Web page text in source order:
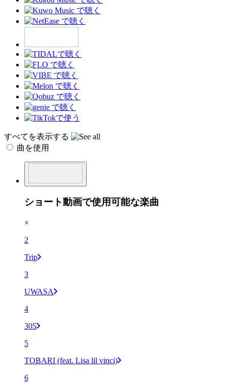
すべてを表示する
曲を使用
ショート動画で使用可能な楽曲
×
2
Trip
3
UWASA
4
305
5
TOBARI (feat. Lisa lil vinci)
6